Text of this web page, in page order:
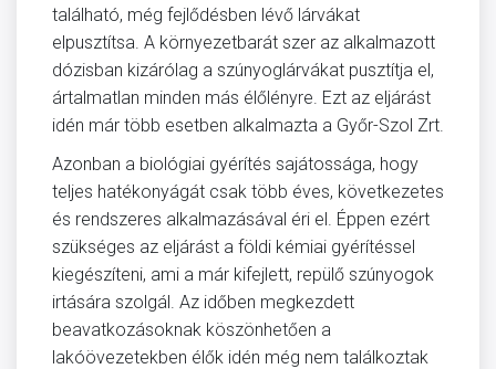
található, még fejlődésben lévő lárvákat
elpusztítsa. A környezetbarát szer az alkalmazott
dózisban kizárólag a szúnyoglárvákat pusztítja el,
ártalmatlan minden más élőlényre. Ezt az eljárást
idén már több esetben alkalmazta a Győr-Szol Zrt.
Azonban a biológiai gyérítés sajátossága, hogy
teljes hatékonyágát csak több éves, következetes
és rendszeres alkalmazásával éri el. Éppen ezért
szükséges az eljárást a földi kémiai gyérítéssel
kiegészíteni, ami a már kifejlett, repülő szúnyogok
irtására szolgál. Az időben megkezdett
beavatkozásoknak köszönhetően a
lakóövezetekben élők idén még nem találkoztak